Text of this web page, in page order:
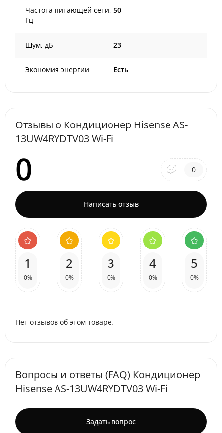
Частота питающей сети,
Гц
50
Шум, дБ 23
Экономия энергии Есть
Отзывы о Кондиционер Hisense AS-
13UW4RYDTV03 Wi-Fi
0 0
Написать отзыв
1
0%
2
0%
3
0%
4
0%
5
0%
Нет отзывов об этом товаре.
Вопросы и ответы (FAQ) Кондиционер
Hisense AS-13UW4RYDTV03 Wi-Fi
Задать вопрос